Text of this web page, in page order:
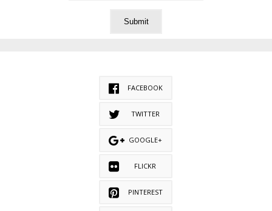
FACEBOOK
TWITTER
GOOGLE+
FLICKR
PINTEREST